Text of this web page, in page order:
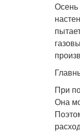
Осень
При
Она